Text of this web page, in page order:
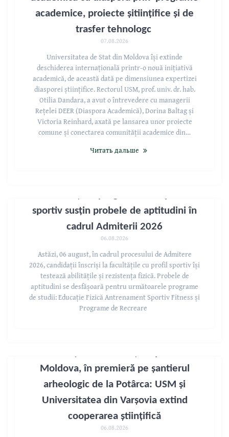
academice, proiecte șitiințifice și de
trasfer tehnologc
07.08.2026
Universitatea de Stat din Moldova își extinde
deschiderea internațională printr-o nouă inițiativă
academică, de această dată pe dimensiunea expertizei
diasporei științifice. Rectorul USM, prof. univ. dr. hab.
Otilia Dandara, a avut o întrevedere cu managerii
Rețelei DEER (Diaspora Academică), Dorina Baltag și
Victoria Reinhard, axată pe lansarea unor proiecte
comune și conectarea comunității academice din…
Читать дальше
sportiv susțin probele de aptitudini în
cadrul Admiterii 2026
06.08.2026
Astăzi, 06 august, în cadrul procesului de Admitere
2026, candidații înscriși la facultățile cu profil sportiv își
testează abilitățile și rezistența fizică. Probele de
aptitudini se desfășoară pentru următoarele programe
de studii: Educație Fizică Antrenament Sportiv Fitness și
Programe de Recreare
Moldova, în premieră pe șantierul
arheologic de la Potârca: USM și
Universitatea din Varșovia extind
cooperarea științifică
06.08.2026